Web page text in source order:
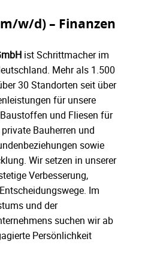
w/d) – Finanzen
ist Schrittmacher im
Mehr als 1.500
30 Standorten seit über
für unsere
und Fliesen für
Bauherren und
sowie
Wir setzen in unserer
Verbesserung,
Im
und der
suchen wir ab
Persönlichkeit